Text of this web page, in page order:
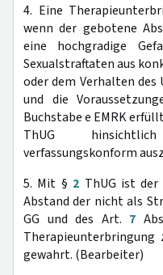
4. Eine
wenn der gebotene
eine hochgradige
Sexualstraftaten aus
oder dem Verhalten
und die
Buchstabe e EMRK
ThUG
verfassungskonform
5. Mit § 2 ThUG ist
Abstand der nicht als
GG und des Art. 7
gewahrt. (Bearbeiter)